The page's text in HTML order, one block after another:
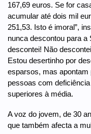
167,69 euros. Se for
acumular até dois mil
251,53. Isto é imoral”,
nunca descontou para a
descontei! Não
Estou desertinho por
esparsos, mas apontam
pessoas com
superiores à média.
A voz do jovem, de 30
que também afecta a